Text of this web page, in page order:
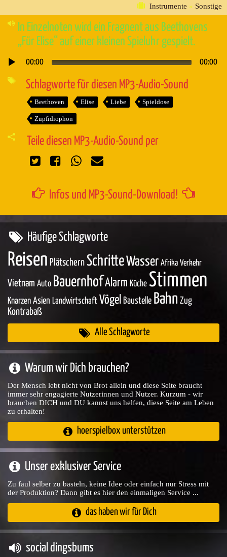
Instrumente » Sonstige
In Einzelnoten wird ein Fragnent aus Beethovens
„Für Elise“ auf einer kleinen Spieluhr gespielt.
Audio-
00:00 00:00
Schlagworte für diesen MP3-Audio-Sound
Beethoven Elise Liebe Spieldose
Zupfidiophon
Teile diesen MP3-Audio-Sound per
Infos und MP3-Sound-Download!
Häufige Schlagworte
Reisen Plätschern SchritteWasser Afrika Verkehr
Vietnam Auto BauernhofAlarm Küche Stimmen
Knarzen Asien Landwirtschaft Vögel Baustelle Bahn Zug
Kontrabaß
Alle Schlagworte
Warum wir Dich brauchen?
Der Mensch lebt nicht von Brot allein und diese Seite braucht
immer sehr engagierte Nutzerinnen und Nutzer. Kurzum - wir
brauchen DICH und DU kannst uns helfen, diese Seite am Leben
zu erhalten!
hoerspielbox unterstützen
Unser exklusiver Service
Zu faul selber zu basteln, keine Idee oder einfach nur Stress mit
der Produktion? Dann gibt es hier den einmaligen Service ...
das haben wir für Dich
social dingsbums